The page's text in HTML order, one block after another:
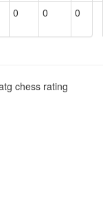
0 0 0
chess rating